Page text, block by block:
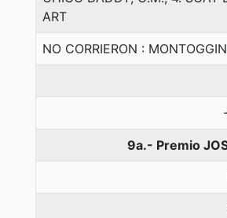
ART
NO CORRIERON :
9a.- Premio